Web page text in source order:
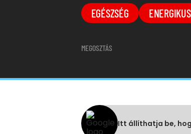
EGÉSZSÉG ENERGIKUS
MEGOSZTÁS
Itt állíthatja be,